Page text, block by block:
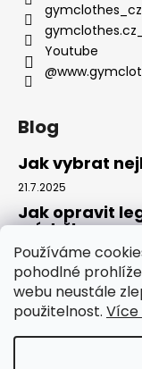
Používáme
pohodlné
webu neustále
použitelnost.
gymclothes_cz
Youtube
Blog
Jak vybrat
21.7.2025
Jak opravit
a údržbu
14.7.2025
Kde koupit
rok 2025
4.7.2025